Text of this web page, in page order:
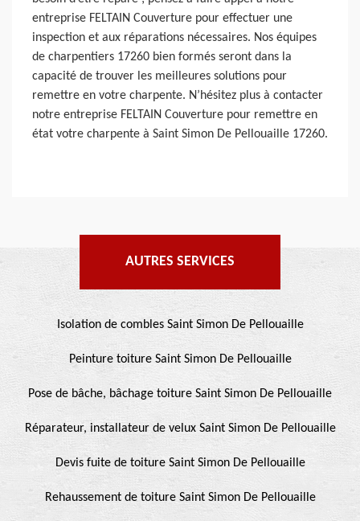
entreprise FELTAIN Couverture pour effectuer une
inspection et aux réparations nécessaires. Nos équipes
de charpentiers 17260 bien formés seront dans la
capacité de trouver les meilleures solutions pour
remettre en votre charpente. N’hésitez plus à contacter
notre entreprise FELTAIN Couverture pour remettre en
état votre charpente à Saint Simon De Pellouaille 17260.
AUTRES SERVICES
Isolation de combles Saint Simon De Pellouaille
Peinture toiture Saint Simon De Pellouaille
Pose de bâche, bâchage toiture Saint Simon De Pellouaille
Réparateur, installateur de velux Saint Simon De Pellouaille
Devis fuite de toiture Saint Simon De Pellouaille
Rehaussement de toiture Saint Simon De Pellouaille